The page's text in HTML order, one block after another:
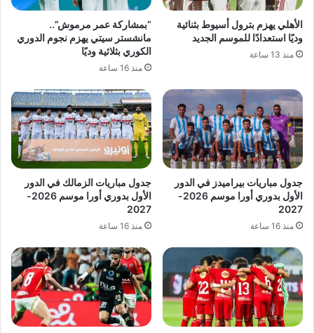
الأهلي يهزم بترول أسيوط بثنائية
وديًا استعدادًا للموسم الجديد
منذ 13 ساعة
“بمشاركة عمر مرموش”..
مانشستر سيتي يهزم نجوم الدوري
الكوري بثلاثية وديًا
منذ 16 ساعة
جدول مباريات بيراميدز في الدور
الأول بدوري أورا موسم 2026-
2027
منذ 16 ساعة
جدول مباريات الزمالك في الدور
الأول بدوري أورا موسم 2026-
2027
منذ 16 ساعة